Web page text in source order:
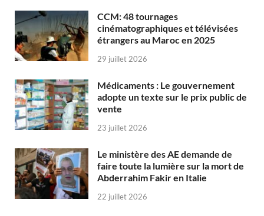
CCM: 48 tournages
cinématographiques et télévisées
étrangers au Maroc en 2025
29 juillet 2026
Médicaments : Le gouvernement
adopte un texte sur le prix public de
vente
23 juillet 2026
Le ministère des AE demande de
faire toute la lumière sur la mort de
Abderrahim Fakir en Italie
22 juillet 2026